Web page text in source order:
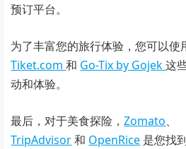
预订平台。
为了丰富您的旅行体验，您可以使
Tiket.com和 Go-Tix by Gojek这
动和体验。
最后，对于美食探险，Zomato、
TripAdvisor和 OpenRice 是您找